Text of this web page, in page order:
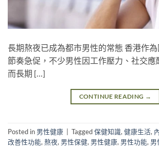
長期熬夜已成為都市男性的常態 香港作
節奏急促，不少男性因工作壓力、社交應
而長期 […]
CONTINUE READING →
Posted in 男性健康 Tagged保健知識,健康生活,
改善性功能,熬夜, 男性保健, 男性健康, 男性功能, 男